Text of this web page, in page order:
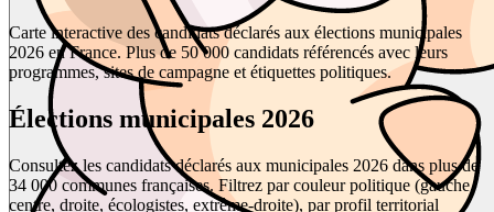
Carte interactive des candidats déclarés aux élections municipales
2026 en France. Plus de 50 000 candidats référencés avec leurs
programmes, sites de campagne et étiquettes politiques.
Élections municipales 2026
Consultez les candidats déclarés aux municipales 2026 dans plus de
34 000 communes françaises. Filtrez par couleur politique (gauche,
centre, droite, écologistes, extrême-droite), par profil territorial